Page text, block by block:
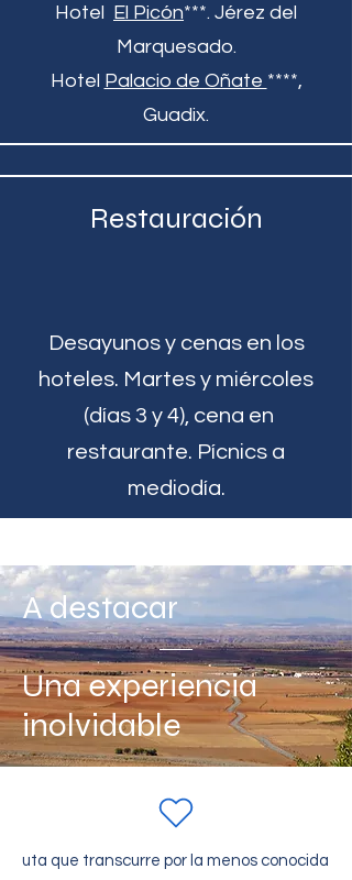
Hotel El Picón***. Jérez del
Marquesado.
Hotel Palacio de Oñate ****,
Guadix.
Restauración
Desayunos y cenas en los
hoteles. Martes y miércoles
(días 3 y 4), cena en
restaurante. Pícnics a
mediodía.
A destacar
Una experiencia
inolvidable
uta que transcurre por la menos conocida